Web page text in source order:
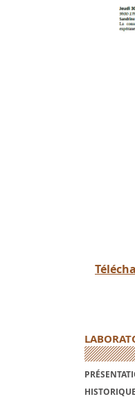
HISTORIQUE